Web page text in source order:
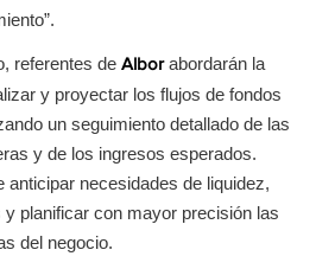
referentes de Alborabordarán la
y proyectar los flujos de fondos
un seguimiento detallado de las
y de los ingresos esperados.
anticipar necesidades de liquidez,
planificar con mayor precisión las
del negocio.